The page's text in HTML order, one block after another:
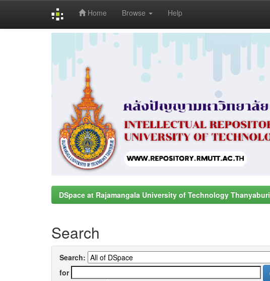
Home Browse Help
DSpace at Rajamangala University of Technology Thanyaburi
Search
Search:
for